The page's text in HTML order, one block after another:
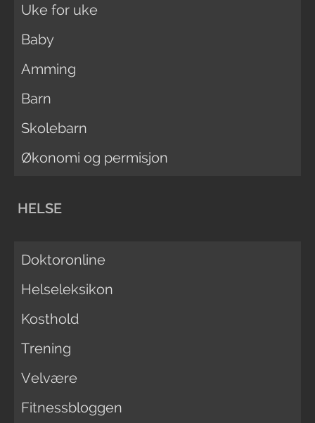
Uke for uke
Baby
Amming
Barn
Skolebarn
Økonomi og permisjon
HELSE
Doktoronline
Helseleksikon
Kosthold
Trening
Velvære
Fitnessbloggen